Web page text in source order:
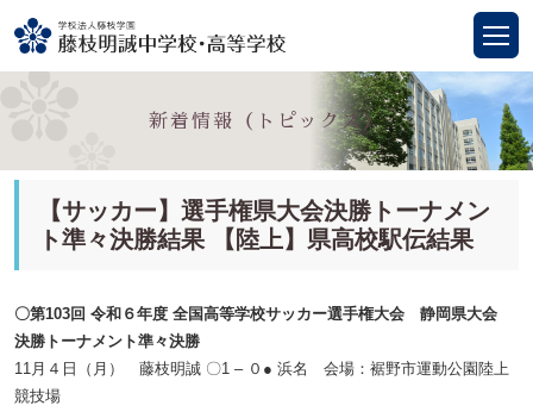
新着情報（トピックス）
【サッカー】選手権県大会決勝トーナメン
ト準々決勝結果 【陸上】県高校駅伝結果
〇第103回 令和６年度 全国高等学校サッカー選手権大会 静岡県大会
決勝トーナメント準々決勝
11月４日（月） 藤枝明誠 〇1 – ０● 浜名 会場：裾野市運動公園陸上
競技場